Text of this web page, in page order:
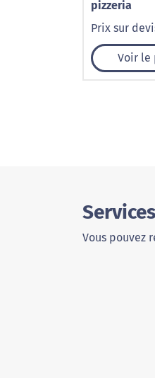
pizzeria
Prix sur
Voir le
Vous pouvez